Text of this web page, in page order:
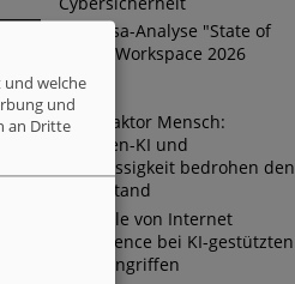
Omnissa-Analyse "State of
Digital Workspace 2026
Risikofaktor Mensch:
Schatten-KI und
Nachlässigkeit bedrohen den
Mittelstand
Die Rolle von Internet
Intelligence bei KI-gestützten
Cyberangriffen
welche
und
an Dritte